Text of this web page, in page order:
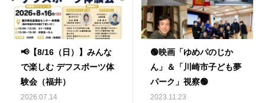
📢【8/16（日）】みんな
で楽しむ デフスポーツ体
験会（福井）
2026.07.14
🟢映画「ゆめパのじか
ん」＆「川崎市子ども夢
パーク」視察🟢
2023.11.23